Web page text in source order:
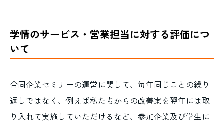
学情のサービス・営業担当に対する評価につ
いて
合同企業セミナーの運営に関して、毎年同じことの繰り
返しではなく、例えば私たちからの改善案を翌年には取
り入れて実施していただけるなど、参加企業及び学生に